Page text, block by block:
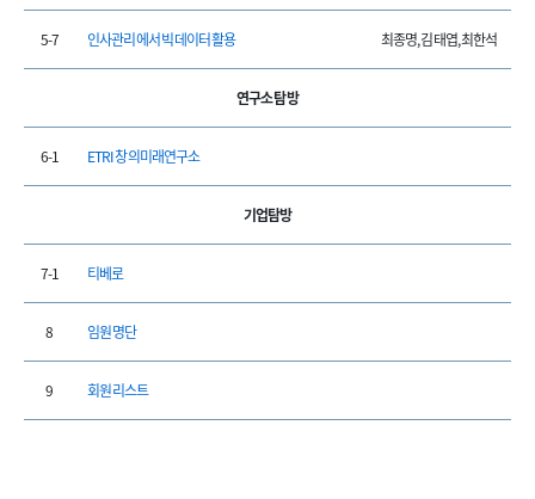
5-7 인사관리에서 빅 데이터 활용 최종명, 김태엽, 최한석
연구소 탐방
6-1 ETRI 창의미래연구소
기업탐방
7-1 티베로
8 임원 명단
9 회원 리스트